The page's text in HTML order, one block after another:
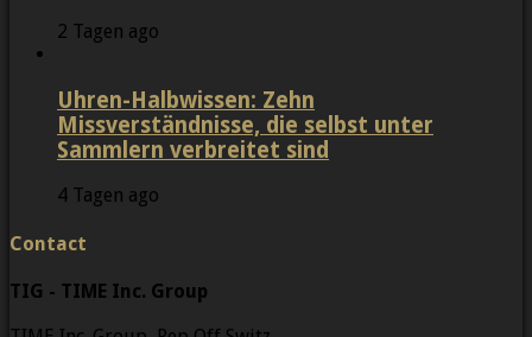
2 Tagen ago
Uhren-Halbwissen: Zehn
Missverständnisse, die selbst unter
Sammlern verbreitet sind
4 Tagen ago
Contact
TIG - TIME Inc. Group